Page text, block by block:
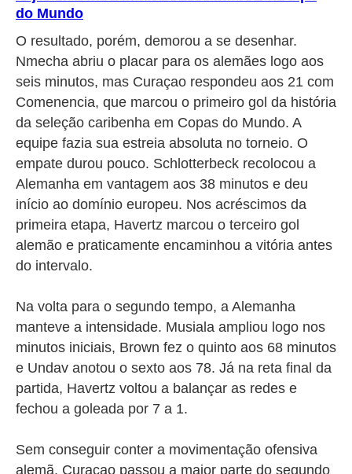
do Mundo
O resultado, porém, demorou a se desenhar.
Nmecha abriu o placar para os alemães logo aos
seis minutos, mas Curaçao respondeu aos 21 com
Comenencia, que marcou o primeiro gol da história
da seleção caribenha em Copas do Mundo. A
equipe fazia sua estreia absoluta no torneio. O
empate durou pouco. Schlotterbeck recolocou a
Alemanha em vantagem aos 38 minutos e deu
início ao domínio europeu. Nos acréscimos da
primeira etapa, Havertz marcou o terceiro gol
alemão e praticamente encaminhou a vitória antes
do intervalo.
Na volta para o segundo tempo, a Alemanha
manteve a intensidade. Musiala ampliou logo nos
minutos iniciais, Brown fez o quinto aos 68 minutos
e Undav anotou o sexto aos 78. Já na reta final da
partida, Havertz voltou a balançar as redes e
fechou a goleada por 7 a 1.
Sem conseguir conter a movimentação ofensiva
alemã, Curaçao passou a maior parte do segundo